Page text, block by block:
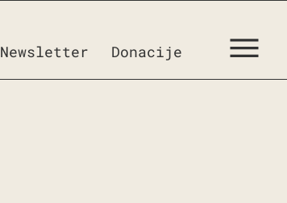
Newsletter Donacije